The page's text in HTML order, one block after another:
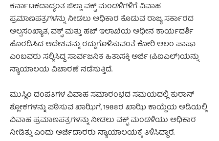
ಕರ್ನಾಟಕದಾದ್ಯಂತ ಜಿಲ್ಲಾ ವಕ್ಫ್ ಮಂಡಳಿಗಳಿಗೆ ವಿವಾಹ
ಪ್ರಮಾಣಪತ್ರಗಳನ್ನು ನೀಡಲು ಅಧಿಕಾರ ಕೊಡುವ ರಾಜ್ಯ ಸರ್ಕಾರದ
ಅಲ್ಪಸಂಖ್ಯಾತ, ವಕ್ಫ್ ಮತ್ತು ಹಜ್ ಇಲಾಖೆಯ ಅಧೀನ ಕಾರ್ಯದರ್ಶಿ
ಹೊರಡಿಸಿದ ಆದೇಶವನ್ನು ರದ್ದುಗೊಳಿಸುವಂತೆ ಕೋರಿ ಆಲಂ ಪಾಷಾ
ಎಂಬವರು ಸಲ್ಲಿಸಿದ್ದ ಸಾರ್ವಜನಿಕ ಹಿತಾಸಕ್ತಿ ಅರ್ಜಿ (ಪಿಐಎಲ್)ಯನ್ನು
ನ್ಯಾಯಾಲಯ ವಿಚಾರಣೆ ನಡೆಸುತ್ತಿದೆ.
ಮುಸ್ಲಿಂ ದಂಪತಿಗಳ ವಿವಾಹ ಸಮಾರಂಭದ ಸಮಯದಲ್ಲಿ ಕುರಾನ್
ಶ್ಲೋಕಗಳನ್ನು ಪಠಿಸುವ ಖಾಝಿಗೆ, 1988ರ ಖಾಝಿ ಕಾಯ್ದೆಯ ಅಡಿಯಲ್ಲಿ
ವಿವಾಹ ಪ್ರಮಾಣಪತ್ರಗಳನ್ನು ನೀಡಲು ವಕ್ಫ್ ಮಂಡಳಿಯು ಅಧಿಕಾರ
ನೀಡಿತ್ತು ಎಂದು ಅರ್ಜಿದಾರರು ನ್ಯಾಯಾಲಯಕ್ಕೆ ತಿಳಿಸಿದ್ದಾರೆ.